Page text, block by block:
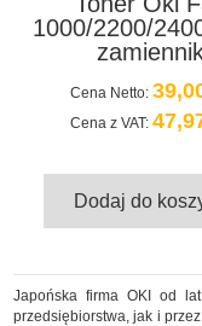
1000/2200/
Cena Netto:
Cena z VAT:
Dodaj do
Japońska firma OKI od
przedsiębiorstwa, jak i